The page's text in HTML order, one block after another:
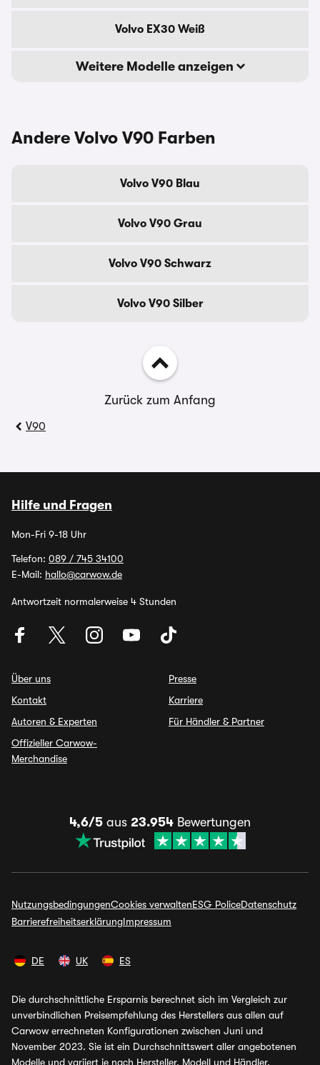
Volvo EX30 Weiß
Weitere Modelle anzeigen
Andere Volvo V90 Farben
Volvo V90 Blau
Volvo V90 Grau
Volvo V90 Schwarz
Volvo V90 Silber
Zurück zum Anfang
V90
Hilfe und Fragen
Mon-Fri 9-18 Uhr
Telefon: 089 / 745 34100
E-Mail: hallo@carwow.de
Antwortzeit normalerweise 4 Stunden
Über uns
Kontakt
Autoren & Experten
Offizieller Carwow-
Merchandise
Presse
Karriere
Für Händler & Partner
4,6/5 aus 23.954 Bewertungen
NutzungsbedingungenCookies verwaltenESG PoliceDatenschutz
BarrierefreiheitserklärungImpressum
DE UK ES
Die durchschnittliche Ersparnis berechnet sich im Vergleich zur
unverbindlichen Preisempfehlung des Herstellers aus allen auf
Carwow errechneten Konfigurationen zwischen Juni und
November 2023. Sie ist ein Durchschnittswert aller angebotenen
Modelle und variiert je nach Hersteller, Modell und Händler.